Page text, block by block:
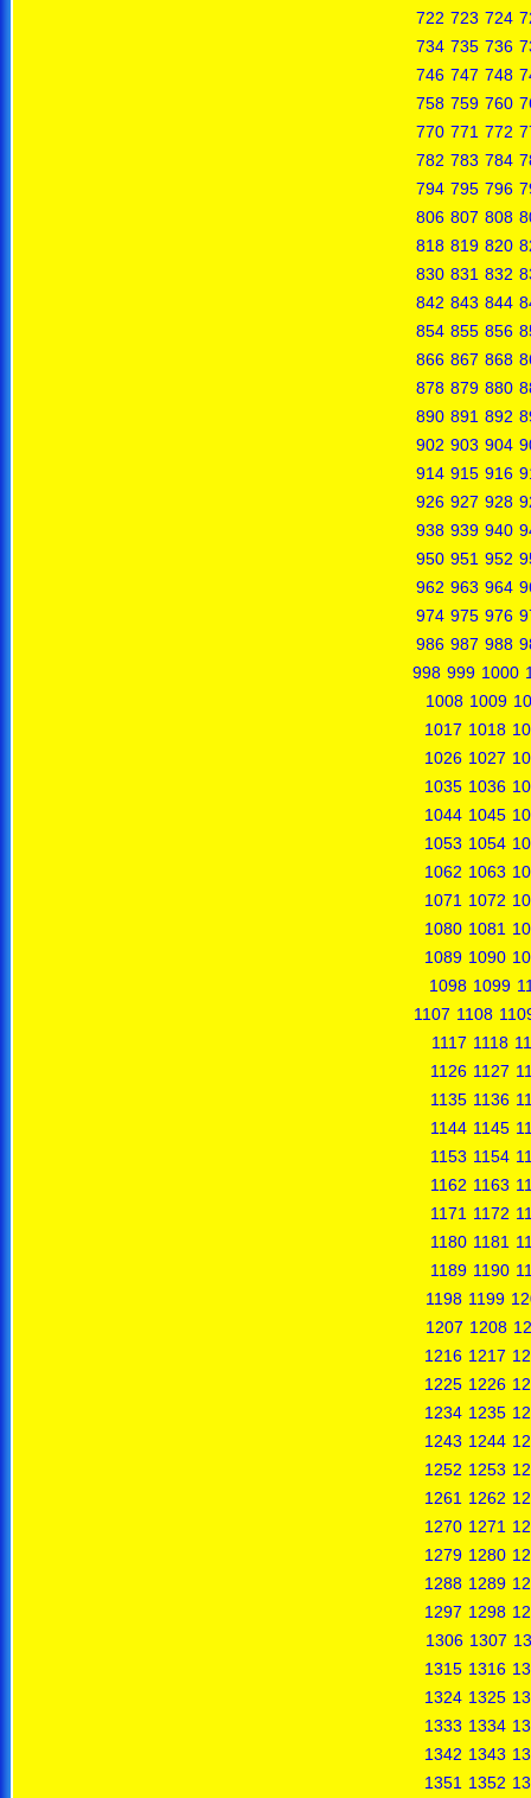
722 723 724
734 735 736
746 747 748
758 759 760
770 771 772
782 783 784
794 795 796
806 807 808
818 819 820
830 831 832
842 843 844
854 855 856
866 867 868
878 879 880
890 891 892
902 903 904
914 915 916
926 927 928
938 939 940
950 951 952
962 963 964
974 975 976
986 987 988
998 999 1000
1008 1009
1017 1018
1026 1027
1035 1036
1044 1045
1053 1054
1062 1063
1071 1072
1080 1081
1089 1090
1098 1099
1107 1108
1117 1118
1126 1127
1135 1136
1144 1145
1153 1154
1162 1163
1171 1172
1180 1181
1189 1190
1198 1199
1207 1208
1216 1217
1225 1226
1234 1235
1243 1244
1252 1253
1261 1262
1270 1271
1279 1280
1288 1289
1297 1298
1306 1307
1315 1316
1324 1325
1333 1334
1342 1343
1351 1352